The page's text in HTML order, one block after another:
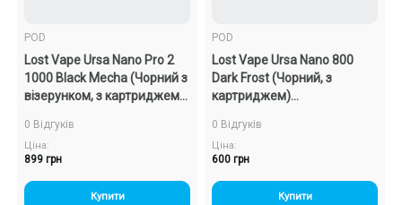
POD
Lost Vape Ursa Nano Pro 2
1000 Black Mecha (Чорний з
візерунком, з картриджем)
0 Відгуків
Ціна:
899 грн
Купити
POD
Lost Vape Ursa Nano 800
Dark Frost (Чорний, з
картриджем)
0 Відгуків
Ціна:
600 грн
Купити